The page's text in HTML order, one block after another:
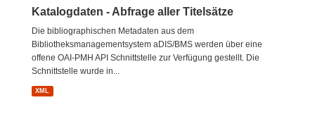
Katalogdaten - Abfrage aller Titelsätze
Die bibliographischen Metadaten aus dem
Bibliotheksmanagementsystem aDIS/BMS werden über eine
offene OAI-PMH API Schnittstelle zur Verfügung gestellt. Die
Schnittstelle wurde in...
XML